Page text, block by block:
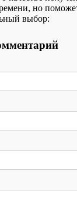
но
выбор: